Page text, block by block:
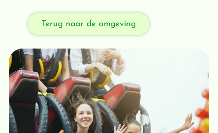
Terug naar de omgeving